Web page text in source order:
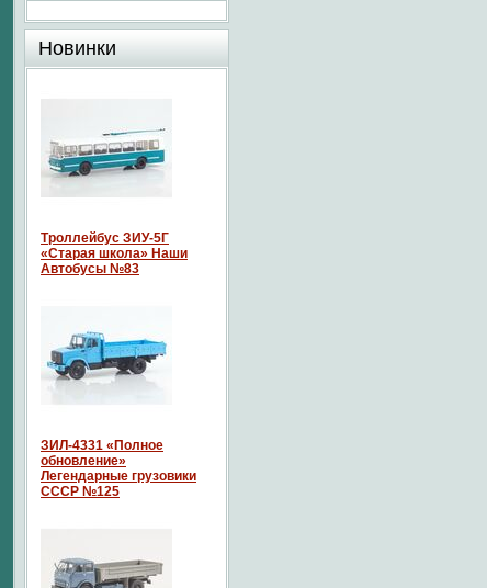
Новинки
Троллейбус ЗИУ-5Г
«Старая школа» Наши
Автобусы №83
ЗИЛ-4331 «Полное
обновление»
Легендарные грузовики
СССР №125